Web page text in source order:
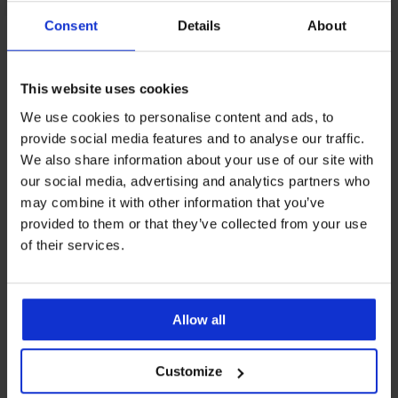
Consent Details About
This website uses cookies
We use cookies to personalise content and ads, to
provide social media features and to analyse our traffic.
We also share information about your use of our site with
our social media, advertising and analytics partners who
may combine it with other information that you’ve
provided to them or that they’ve collected from your use
of their services.
Allow all
Customize
5
Grudnjak
Philipa
24,49
5
Grudnjak
Andorra
4,7
BESTSELLER
Minimizer
€
4,7
BESTSELLER
grudi
Shape
5
BESTSELLER
BESTSELLER
-30%
5
Grudnjak
nepodstavljeni
37,79
€
5
Grudnjak
nepodstavljeni
61,99
LIMITED -40%
Grudnjak
Ariana
nepodstavljeni
49,99
LIMITED
Grudnjak
Winona
38,99
€
4,8
Tango
I
nepodstavljeni
€
LIMITED
Grudnjak
Elodie
nepodstavljeni
69,99
LIMITED -30%
Grudnjak
nepodstavljeni
čipkasti
38,99
Grudnjak
41,99
Grudnjak
41,99
€
Nepodstavljeni
49,99
€
LIMITED
Grudnjak
Ardene
LIMITED
PREMIUM
Grudnjak
HUGO
53,99
€
LIMITED Rasprodaja -70%
Grudnjak
Emma
nepodstavljeni
Grudnjak
Sofia
Iz iste kolekcije